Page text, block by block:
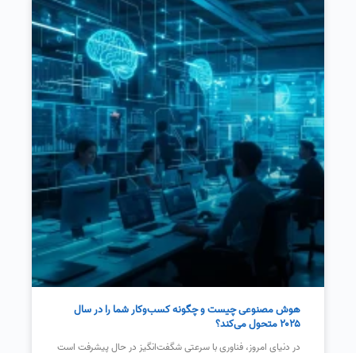
هوش مصنوعی چیست و چگونه کسب‌وکار شما را در سال
۲۰۲۵ متحول می‌کند؟
در دنیای امروز، فناوری با سرعتی شگفت‌انگیز در حال پیشرفت است